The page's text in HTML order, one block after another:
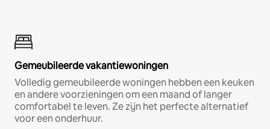
Gemeubileerde vakantiewoningen
Volledig gemeubileerde woningen hebben een keuken
en andere voorzieningen om een maand of langer
comfortabel te leven. Ze zijn het perfecte alternatief
voor een onderhuur.